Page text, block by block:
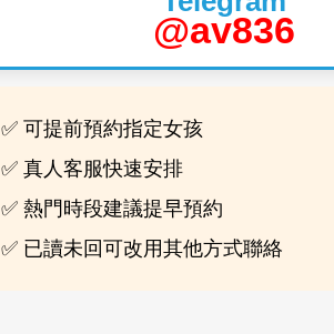
@av836
✅ 可提前預約指定女孩
✅ 真人客服快速安排
✅ 熱門時段建議提早預約
✅ 已讀未回可改用其他方式聯絡